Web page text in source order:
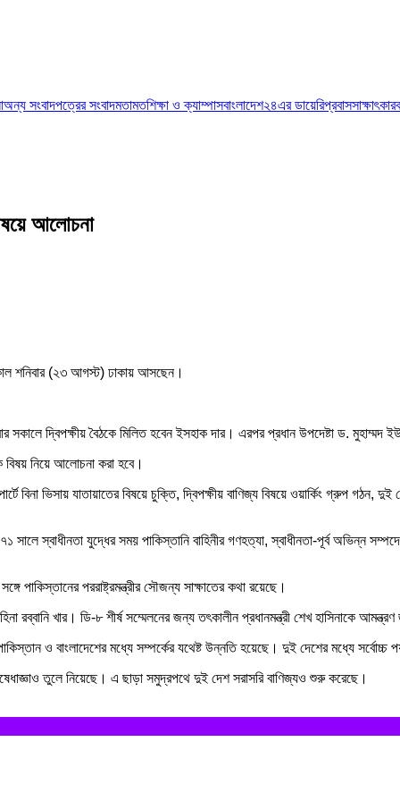
অন্য সংবাদপত্রের সংবাদমতামতশিক্ষা ও ক্যাম্পাসবাংলাদেশ২৪এর ডায়েরিপ্রবাসসাক্ষাৎকার
আলোচনা
শনিবার (২৩ আগস্ট) ঢাকায় আসছেন।
সকালে দ্বিপক্ষীয় বৈঠকে মিলিত হবেন ইসহাক দার। এরপর প্রধান উপদেষ্টা ড. মুহাম্মদ
নিয়ে আলোচনা করা হবে।
ভিসায় যাতায়াতের বিষয়ে চুক্তি, দ্বিপক্ষীয় বাণিজ্য বিষয়ে ওয়ার্কিং গ্রুপ গঠন, দুই
স্বাধীনতা যুদ্ধের সময় পাকিস্তানি বাহিনীর গণহত্যা, স্বাধীনতা-পূর্ব অভিন্ন
পাকিস্তানের পররাষ্ট্রমন্ত্রীর সৌজন্য সাক্ষাতের কথা রয়েছে।
রব্বানি খার। ডি-৮ শীর্ষ সম্মেলনের জন্য তৎকালীন প্রধানমন্ত্রী শেখ হাসিনাকে
ও বাংলাদেশের মধ্যে সম্পর্কের যথেষ্ট উন্নতি হয়েছে। দুই দেশের মধ্যে সর্বোচ্চ
তুলে নিয়েছে। এ ছাড়া সমুদ্রপথে দুই দেশ সরাসরি বাণিজ্যও শুরু করেছে।